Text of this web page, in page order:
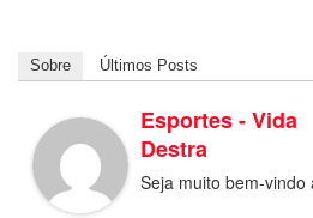
Sobre Últimos Posts
Esportes - Vida
Destra
Seja muito bem-vindo